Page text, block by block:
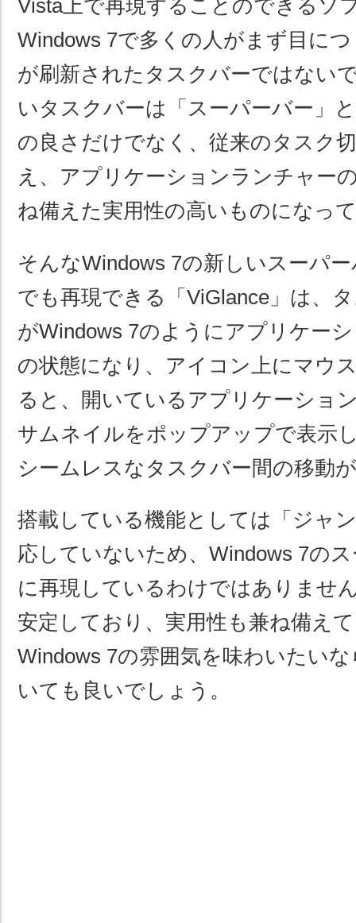
Vista上で再現することのできるソ
Windows 7で多くの人がまず目に
が刷新されたタスクバーではない
いタスクバーは「スーパーバー」
の良さだけでなく、従来のタスク
え、アプリケーションランチャー
ね備えた実用性の高いものになっ
そんなWindows 7の新しいスーパ
でも再現できる「ViGlance」は、
がWindows 7のようにアプリケー
の状態になり、アイコン上にマウ
ると、開いているアプリケーショ
サムネイルをポップアップで表示
シームレスなタスクバー間の移動
搭載している機能としては「ジャ
応していないため、Windows 7の
に再現しているわけではありませ
安定しており、実用性も兼ね備え
Windows 7の雰囲気を味わいたい
いても良いでしょう。